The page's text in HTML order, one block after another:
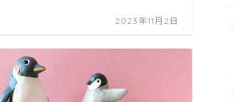
2023年11月2日